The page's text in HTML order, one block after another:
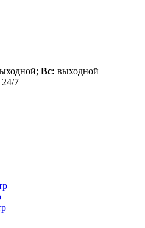
Вс: выходной
7